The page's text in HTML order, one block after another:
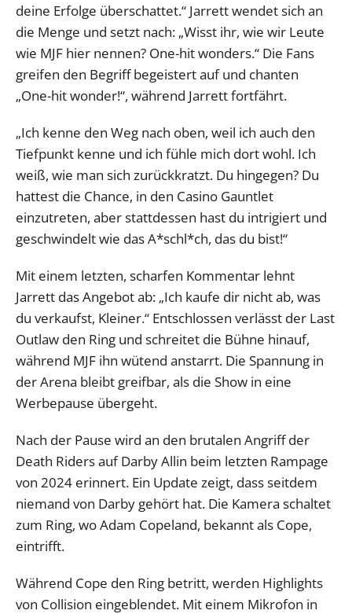
deine Erfolge überschattet.“ Jarrett wendet sich an
die Menge und setzt nach: „Wisst ihr, wie wir Leute
wie MJF hier nennen? One-hit wonders.“ Die Fans
greifen den Begriff begeistert auf und chanten
„One-hit wonder!“, während Jarrett fortfährt.
„Ich kenne den Weg nach oben, weil ich auch den
Tiefpunkt kenne und ich fühle mich dort wohl. Ich
weiß, wie man sich zurückkratzt. Du hingegen? Du
hattest die Chance, in den Casino Gauntlet
einzutreten, aber stattdessen hast du intrigiert und
geschwindelt wie das A*schl*ch, das du bist!“
Mit einem letzten, scharfen Kommentar lehnt
Jarrett das Angebot ab: „Ich kaufe dir nicht ab, was
du verkaufst, Kleiner.“ Entschlossen verlässt der Last
Outlaw den Ring und schreitet die Bühne hinauf,
während MJF ihn wütend anstarrt. Die Spannung in
der Arena bleibt greifbar, als die Show in eine
Werbepause übergeht.
Nach der Pause wird an den brutalen Angriff der
Death Riders auf Darby Allin beim letzten Rampage
von 2024 erinnert. Ein Update zeigt, dass seitdem
niemand von Darby gehört hat. Die Kamera schaltet
zum Ring, wo Adam Copeland, bekannt als Cope,
eintrifft.
Während Cope den Ring betritt, werden Highlights
von Collision eingeblendet. Mit einem Mikrofon in